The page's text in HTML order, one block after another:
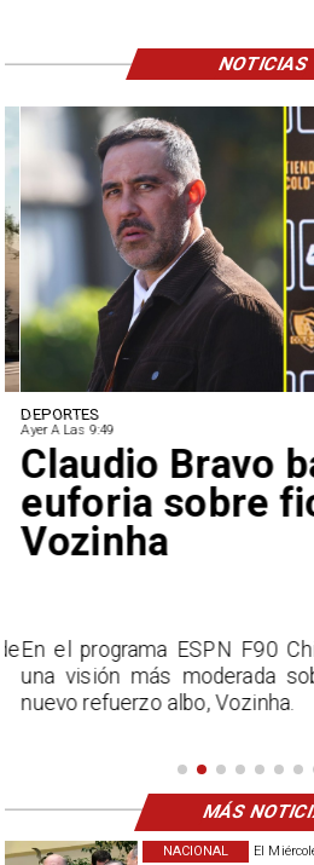
El
NACIONAL
DEPORTES
Ayer A Las 9:49
Claudio Bravo
euforia sobre
Vozinha
En el programa ESPN F90
una visión más moderada
nuevo refuerzo albo, Vozinha.
NOTICIAS
MÁS